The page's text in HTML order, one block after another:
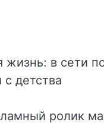
ролик